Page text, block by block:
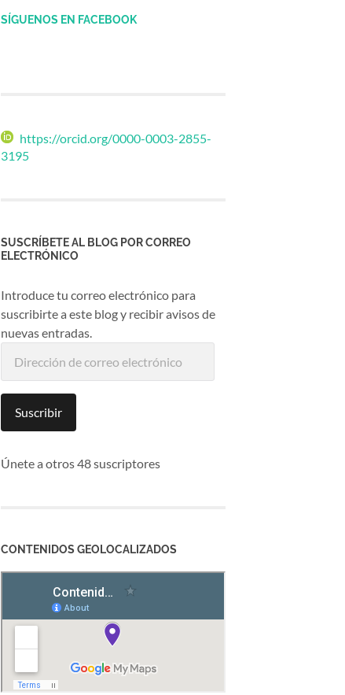
SÍGUENOS EN FACEBOOK
https://orcid.org/0000-0003-2855-
3195
SUSCRÍBETE AL BLOG POR CORREO
ELECTRÓNICO
Introduce tu correo electrónico para
suscribirte a este blog y recibir avisos de
nuevas entradas.
electrónico
Suscribir
Únete a otros 48 suscriptores
CONTENIDOS GEOLOCALIZADOS